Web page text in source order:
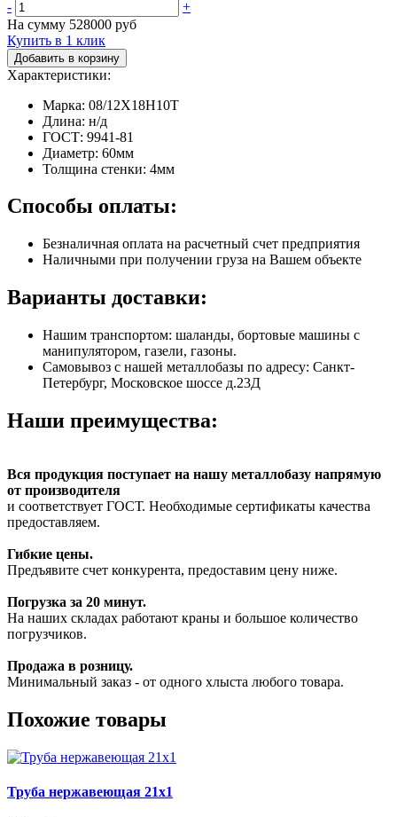
-
+
На сумму 528000 руб
Купить в 1 клик
Добавить в корзину
Характеристики:
Марка: 08/12Х18Н10Т
Длина: н/д
ГОСТ: 9941-81
Диаметр: 60мм
Толщина стенки: 4мм
Способы оплаты:
Безналичная оплата на расчетный счет предприятия
Наличными при получении груза на Вашем объекте
Варианты доставки:
Нашим транспортом: шаланды, бортовые машины с
манипулятором, газели, газоны.
Самовывоз с нашей металлобазы по адресу: Санкт-
Петербург, Московское шоссе д.23Д
Наши преимущества:
Вся продукция поступает на нашу металлобазу напрямую
от производителя
и соответствует ГОСТ. Необходимые сертификаты качества
предоставляем.
Гибкие цены.
Предъявите счет конкурента, предоставим цену ниже.
Погрузка за 20 минут.
На наших складах работают краны и большое количество
погрузчиков.
Продажа в розницу.
Минимальный заказ - от одного хлыста любого товара.
Похожие товары
Труба нержавеющая 21х1